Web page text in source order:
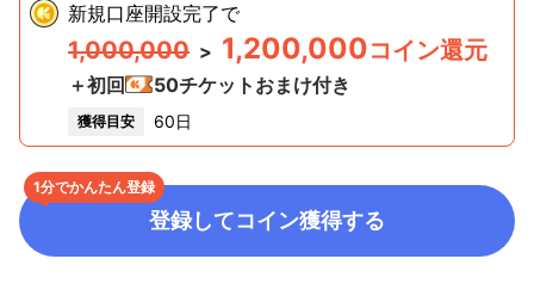
新規口座開設完了で
1,000,000 > 1,200,000コイン還元
＋初回 50チケットおまけ付き
獲得目安 60日
1分でかんたん登録
登録してコイン獲得する